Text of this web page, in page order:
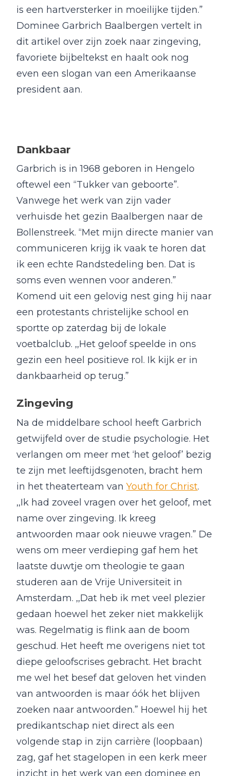
is een hartversterker in moeilijke tijden.”
Dominee Garbrich Baalbergen vertelt in
dit artikel over zijn zoek naar zingeving,
favoriete bijbeltekst en haalt ook nog
even een slogan van een Amerikaanse
president aan.
Dankbaar
Garbrich is in 1968 geboren in Hengelo
oftewel een “Tukker van geboorte”.
Vanwege het werk van zijn vader
verhuisde het gezin Baalbergen naar de
Bollenstreek. “Met mijn directe manier van
communiceren krijg ik vaak te horen dat
ik een echte Randstedeling ben. Dat is
soms even wennen voor anderen.”
Komend uit een gelovig nest ging hij naar
een protestants christelijke school en
sportte op zaterdag bij de lokale
voetbalclub. ,,Het geloof speelde in ons
gezin een heel positieve rol. Ik kijk er in
dankbaarheid op terug.”
Zingeving
Na de middelbare school heeft Garbrich
getwijfeld over de studie psychologie. Het
verlangen om meer met ‘het geloof’ bezig
te zijn met leeftijdsgenoten, bracht hem
in het theaterteam van Youth for Christ.
,,Ik had zoveel vragen over het geloof, met
name over zingeving. Ik kreeg
antwoorden maar ook nieuwe vragen.” De
wens om meer verdieping gaf hem het
laatste duwtje om theologie te gaan
studeren aan de Vrije Universiteit in
Amsterdam. ,,Dat heb ik met veel plezier
gedaan hoewel het zeker niet makkelijk
was. Regelmatig is flink aan de boom
geschud. Het heeft me overigens niet tot
diepe geloofscrises gebracht. Het bracht
me wel het besef dat geloven het vinden
van antwoorden is maar óók het blijven
zoeken naar antwoorden.” Hoewel hij het
predikantschap niet direct als een
volgende stap in zijn carrière (loopbaan)
zag, gaf het stagelopen in een kerk meer
inzicht in het werk van een dominee en